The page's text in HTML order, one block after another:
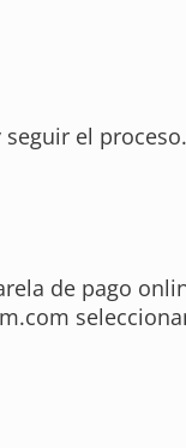
el proceso.
de pago